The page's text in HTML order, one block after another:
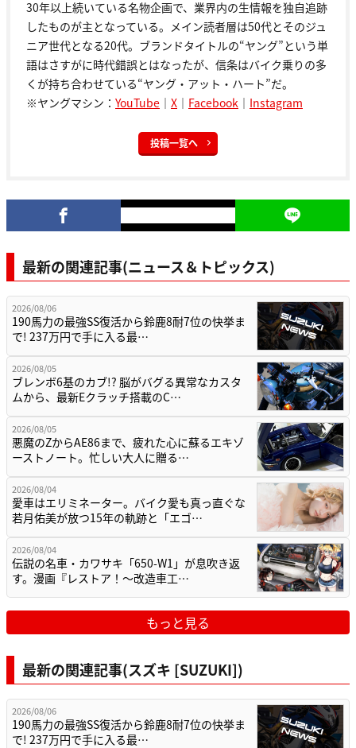
30年以上続いている名物企画で、業界内の生情報を独自追跡
したものが主となっている。メイン読者層は50代とそのジュ
ニア世代となる20代。ブランドタイトルの“ヤング”という単
語はさすがに時代錯誤とはなったが、信条はバイク乗りの多
くが持ち合わせている“ヤング・アット・ハート”だ。
※ヤングマシン： YouTube ｜ X ｜ Facebook ｜ Instagram
投稿一覧へ
最新の関連記事(ニュース＆トピックス)
2026/08/06
190馬力の最強SS復活から鈴鹿8耐7位の快挙ま
で! 237万円で手に入る最…
2026/08/05
ブレンボ6基のカブ!? 脳がバグる異常なカスタ
ムから、最新Eクラッチ搭載のC…
2026/08/05
悪魔のZからAE86まで、疲れた心に蘇るエキゾ
ーストノート。忙しい大人に贈る…
2026/08/04
愛車はエリミネーター。バイク愛も真っ直ぐな
若月佑美が放つ15年の軌跡と「エゴ…
2026/08/04
伝説の名車・カワサキ「650-W1」が息吹き返
す。漫画『レストア！～改造車工…
もっと見る
最新の関連記事(スズキ [SUZUKI])
2026/08/06
190馬力の最強SS復活から鈴鹿8耐7位の快挙ま
で! 237万円で手に入る最…